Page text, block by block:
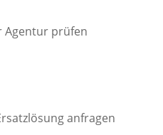
Agentur prüfen
anfragen